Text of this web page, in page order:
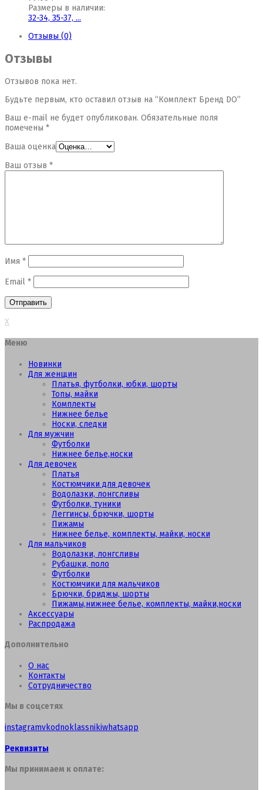
Размеры в наличии:
32-34, 35-37, ...
Отзывы (0)
Отзывы
Отзывов пока нет.
Будьте первым, кто оставил отзыв на “Комплект Бренд DO”
Ваш e-mail не будет опубликован. Обязательные поля
помечены *
Ваша оценка
Ваш отзыв *
Имя *
Email *
X
Меню
Новинки
Для женщин
Платья, футболки, юбки, шорты
Топы, майки
Комплекты
Нижнее белье
Носки, следки
Для мужчин
Футболки
Нижнее белье,носки
Для девочек
Платья
Костюмчики для девочек
Водолазки, лонгсливы
Футболки, туники
Леггинсы, брючки, шорты
Пижамы
Нижнее белье, комплекты, майки, носки
Для мальчиков
Водолазки, лонгсливы
Рубашки, поло
Футболки
Костюмчики для мальчиков
Брючки, бриджы, шорты
Пижамы,нижнее белье, комплекты, майки,носки
Аксессуары
Распродажа
Дополнительно
О нас
Контакты
Сотрудничество
Мы в соцсетях
instagramvkodnoklassnikiwhatsapp
Реквизиты
Мы принимаем к оплате: